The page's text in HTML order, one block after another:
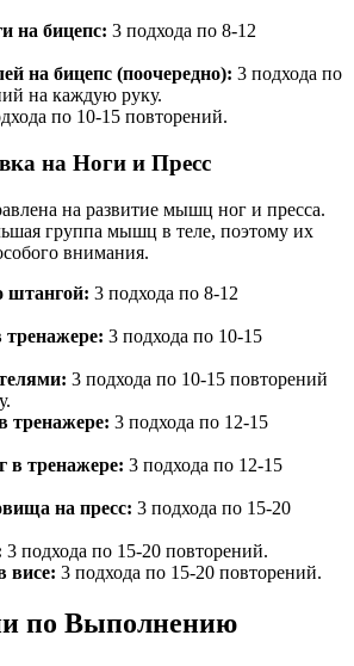
на бицепс: 3 подхода по 8-12
на бицепс (поочередно): 3 подхода по
на каждую руку.
по 10-15 повторений.
на Ноги и Пресс
на развитие мышц ног и пресса.
группа мышц в теле, поэтому их
внимания.
штангой: 3 подхода по 8-12
3 подхода по 10-15
3 подхода по 10-15 повторений
тренажере: 3 подхода по 12-15
в тренажере: 3 подхода по 12-15
на пресс: 3 подхода по 15-20
3 подхода по 15-20 повторений.
висе: 3 подхода по 15-20 повторений.
по Выполнению